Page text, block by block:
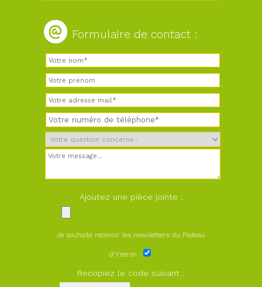
Formulaire de contact :
Ajoutez une pièce jointe :
Je souhaite recevoir les newsletters du Plateau
d'Yzeron :
Recopiez le code suivant :